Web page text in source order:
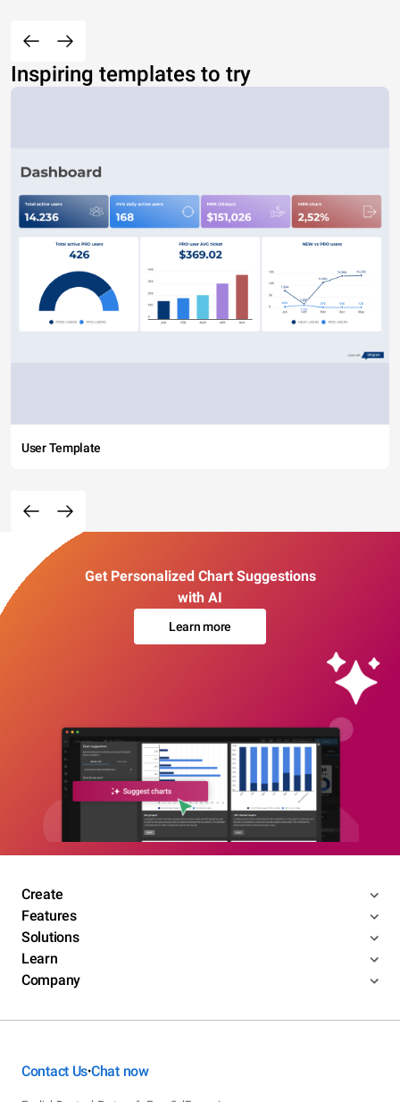
Inspiring templates to try
User Template
Get Personalized Chart Suggestions
with AI
Learn more
Create
Features
Solutions
Learn
Company
Contact Us•Chat now